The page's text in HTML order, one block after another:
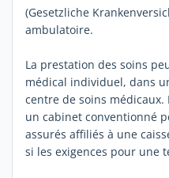
(Gesetzliche
ambulatoire.
La prestation des soins
médical individuel, dans
centre de soins médicaux.
un cabinet conventionné
assurés affiliés à une
si les exigences pour une